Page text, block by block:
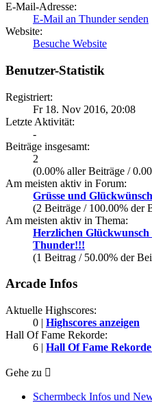
E-Mail-Adresse:
E-Mail an Thunder senden
Website:
Besuche Website
Benutzer-Statistik
Registriert:
Fr 18. Nov 2016, 20:08
Letzte Aktivität:
-
Beiträge insgesamt:
2
(0.00% aller Beiträge /
Am meisten aktiv in Forum:
Grüsse und
(2 Beiträge / 100.00% der
Am meisten aktiv in Thema:
Herzlichen
Thunder!!!
(1 Beitrag / 50.00% der
Arcade Infos
Aktuelle Highscores:
0 | Highscores anzeigen
Hall Of Fame Rekorde:
6 | Hall Of Fame Rekorde
Gehe zu
Schermbeck Infos und